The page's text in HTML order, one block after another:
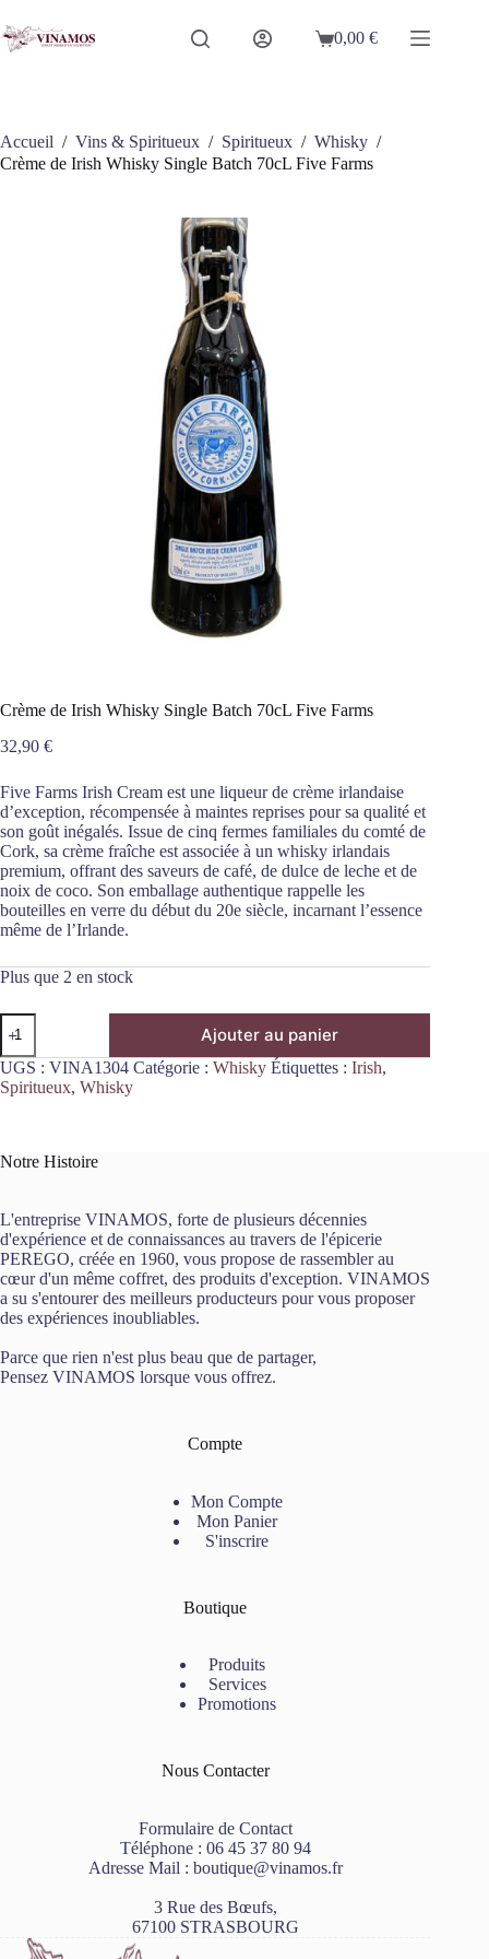
au
contenu
Panier
0,00€
Accueil / Vins & Spiritueux / Spiritueux / Whisky /
Crème de Irish Whisky Single Batch 70cL Five Farms
Crème de Irish Whisky Single Batch 70cL Five Farms
32,90 €
Five Farms Irish Cream est une liqueur de crème irlandaise
d’exception, récompensée à maintes reprises pour sa qualité et
son goût inégalés. Issue de cinq fermes familiales du comté de
Cork, sa crème fraîche est associée à un whisky irlandais
premium, offrant des saveurs de café, de dulce de leche et de
noix de coco. Son emballage authentique rappelle les
bouteilles en verre du début du 20e siècle, incarnant l’essence
même de l’Irlande.
Plus que 2 en stock
quantité
de
Crème
de
Irish
70cL
Ajouter au panier
UGS : VINA1304 Catégorie : Whisky Étiquettes : Irish,
Spiritueux, Whisky
Notre Histoire
L'entreprise VINAMOS, forte de plusieurs décennies
d'expérience et de connaissances au travers de l'épicerie
PEREGO, créée en 1960, vous propose de rassembler au
cœur d'un même coffret, des produits d'exception. VINAMOS
a su s'entourer des meilleurs producteurs pour vous proposer
des expériences inoubliables.
Parce que rien n'est plus beau que de partager,
Pensez VINAMOS lorsque vous offrez.
Compte
Mon Compte
Mon Panier
S'inscrire
Boutique
Produits
Services
Promotions
Nous Contacter
Formulaire de Contact
Téléphone : 06 45 37 80 94
Adresse Mail : boutique@vinamos.fr
3 Rue des Bœufs,
67100 STRASBOURG